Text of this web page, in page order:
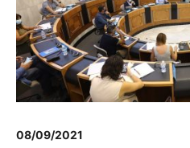
08/09/2021